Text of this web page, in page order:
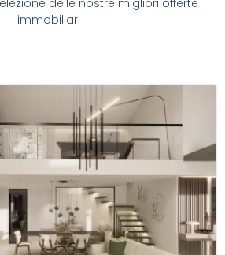
delle nostre migliori offerte
immobiliari